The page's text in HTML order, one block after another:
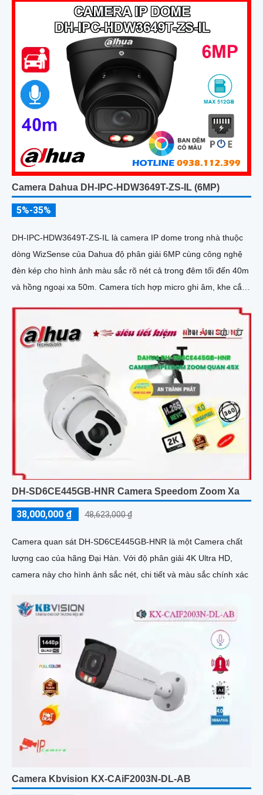
Camera Dahua DH-IPC-HDW3649T-ZS-IL (6MP)
5%-35%
DH-IPC-HDW3649T-ZS-IL là camera IP dome trong nhà thuộc
dòng WizSense của Dahua độ phân giải 6MP cùng công nghệ
đèn kép cho hình ảnh màu sắc rõ nét cả trong đêm tối đến 40m
và hồng ngoại xa 50m. Camera tích hợp micro ghi âm, khe cắm
và giá rẻ hiệu quả
DH-SD6CE445GB-HNR Camera Speedom Zoom Xa
38,000,000 ₫ 48,623,000 ₫
Camera quan sát DH-SD6CE445GB-HNR là một Camera chất
lượng cao của hãng Đại Hàn. Với độ phân giải 4K Ultra HD,
camera này cho hình ảnh sắc nét, chi tiết và màu sắc chính xác
Camera Kbvision KX-CAiF2003N-DL-AB